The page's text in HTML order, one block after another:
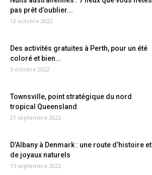
pas prêt d’oublier...
12 octobre 2022
Des activités gratuites à Perth, pour un été
coloré et bien...
5 octobre 2022
Townsville, point stratégique du nord
tropical Queensland
21 septembre 2022
D’Albany à Denmark : une route d’histoire et
de joyaux naturels
15 septembre 2022